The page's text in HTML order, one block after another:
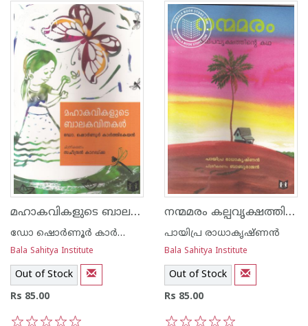
5
4
2 5
4
3
2
1
മഹാകവികളുടെ ബാലകവിതകള്‍
ഡോ ഷൊര്‍ണൂര്‍ കാര്‍ത്തികേയന്‍
Bala Sahitya Institute
Out of Stock
Rs 85.00
നന്മമരം കല്പവൃക്ഷത്തിന്റെ കഥ
പായിപ്ര രാധാകൃഷ്ണന്‍
Bala Sahitya Institute
Out of Stock
Rs 85.00